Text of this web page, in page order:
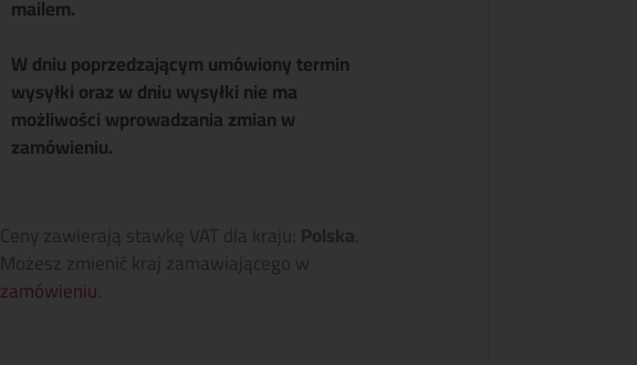
mailem.
W dniu poprzedzającym umówiony termin
wysyłki oraz w dniu wysyłki nie ma
możliwości wprowadzania zmian w
zamówieniu.
Ceny zawierają stawkę VAT dla kraju: Polska
Możesz zmienić kraj zamawiającego w
zamówieniu